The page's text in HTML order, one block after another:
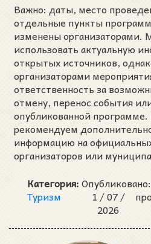
Важно: даты, место
отдельные пункты
изменены организаторами.
использовать актуальную
открытых источников,
организаторами
ответственность за
отмену, перенос события
опубликованной
рекомендуем
информацию на
организаторов или
Категория:
Туризм
Опубликовано:
1 /07 /
2026